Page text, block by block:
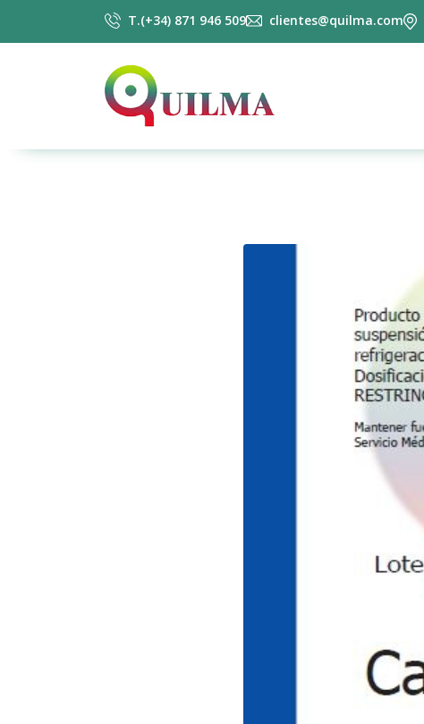
T.(+34) 871 946 509 clientes@quilma.com